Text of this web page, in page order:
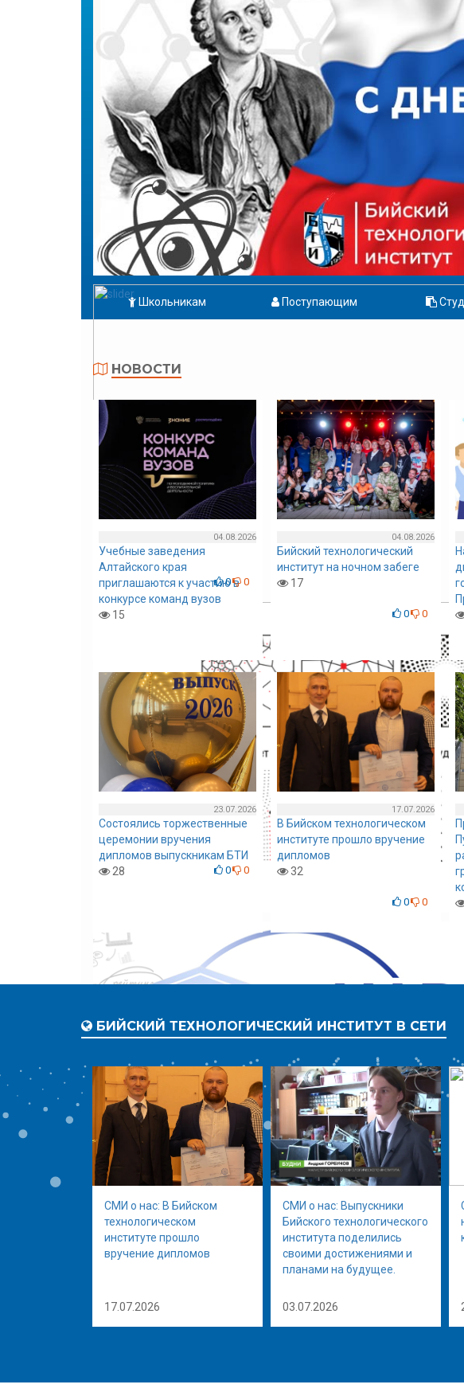
Школьникам Поступающим
НОВОСТИ
04.08.2026
Учебные заведения
Алтайского края
приглашаются к участию в
конкурсе команд вузов
15
04.08.2026
Бийский технологический
институт на ночном забеге
0 0 17
0 0
23.07.2026
Состоялись торжественные
церемонии вручения
дипломов выпускникам БТИ
28
17.07.2026
В Бийском технологическом
институте прошло вручение
дипломов
0 0 32
0 0
БИЙСКИЙ ТЕХНОЛОГИЧЕСКИЙ ИНСТИТУТ В СЕТИ
СМИ о нас: В Бийском
технологическом
институте прошло
вручение дипломов
17.07.2026
СМИ о нас: Выпускники
Бийского технологического
института поделились
своими достижениями и
планами на будущее.
03.07.2026